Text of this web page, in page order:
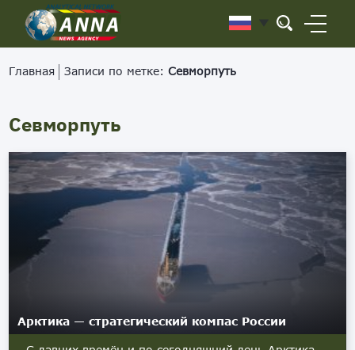
Главная Записи по метке:Севморпуть
Севморпуть
Арктика — стратегический компас России